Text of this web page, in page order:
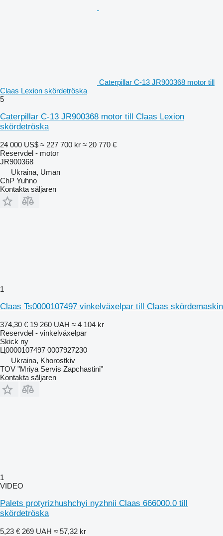
Caterpillar C-13 JR900368 motor till
Claas Lexion skördetröska
5
Caterpillar C-13 JR900368 motor till Claas Lexion
skördetröska
24 000 US$ ≈ 227 700 kr ≈ 20 770 €
Reservdel - motor
JR900368
Ukraina, Uman
ChP Yuhno
Kontakta säljaren
1
Claas Ts0000107497 vinkelväxelpar till Claas skördemaskin
374,30 € 19 260 UAH ≈ 4 104 kr
Reservdel - vinkelväxelpar
Skick ny
Ц0000107497 0007927230
Ukraina, Khorostkiv
TOV "Mriya Servis Zapchastini"
Kontakta säljaren
1
VIDEO
Palets protyrizhushchyi nyzhnii Claas 666000.0 till
skördetröska
5,23 € 269 UAH ≈ 57,32 kr